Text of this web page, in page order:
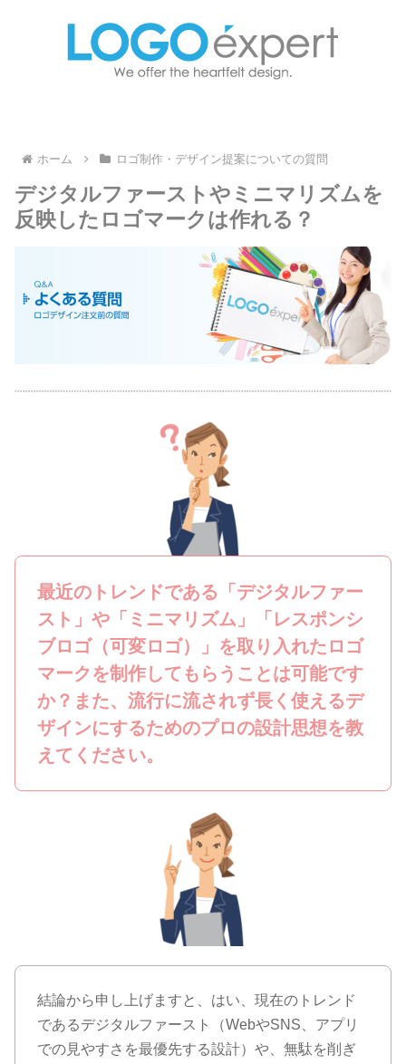
ホーム ロゴ制作・デザイン提案についての質問
デジタルファーストやミニマリズムを
反映したロゴマークは作れる？
最近のトレンドである「デジタルファー
スト」や「ミニマリズム」「レスポンシ
ブロゴ（可変ロゴ）」を取り入れたロゴ
マークを制作してもらうことは可能です
か？また、流行に流されず長く使えるデ
ザインにするためのプロの設計思想を教
えてください。
結論から申し上げますと、はい、現在のトレンド
であるデジタルファースト（WebやSNS、アプリ
での見やすさを最優先する設計）や、無駄を削ぎ